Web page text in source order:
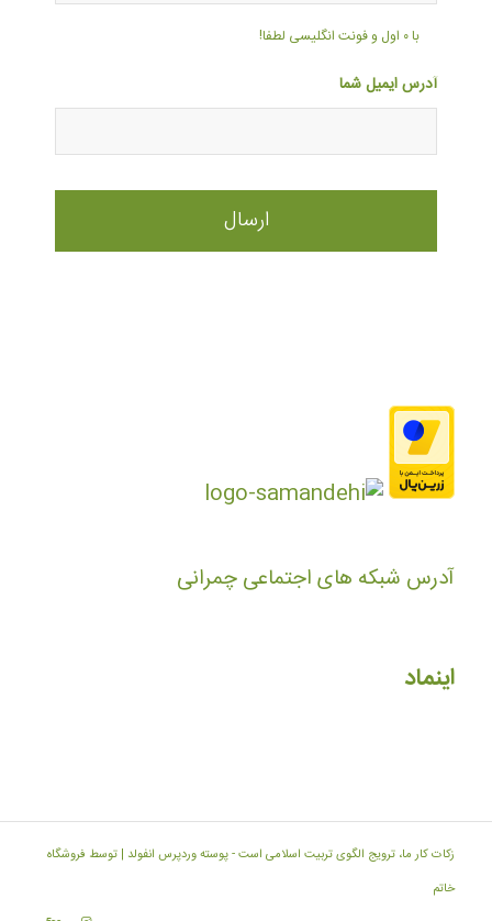
با ۰ اول و فونت انگلیسی لطفا!
آدرس ایمیل شما
آدرس شبکه های اجتماعی چمرانی
اینماد
زکات کار ما، ترویج الگوی تربیت اسلامی است -پوسته وردپرس انفولد | توسط فروشگاه
خاتم